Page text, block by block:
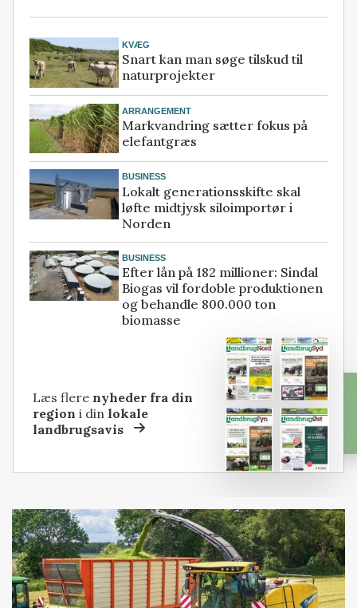
KVÆG
Snart kan man søge tilskud til
naturprojekter
ARRANGEMENT
Markvandring sætter fokus på
elefantgræs
BUSINESS
Lokalt generationsskifte skal
løfte midtjysk siloimportør i
Norden
BUSINESS
Efter lån på 182 millioner: Sindal
Biogas vil fordoble produktionen
og behandle 800.000 ton
biomasse
Læs flere nyheder fra din
region i dinlokale
landbrugsavis